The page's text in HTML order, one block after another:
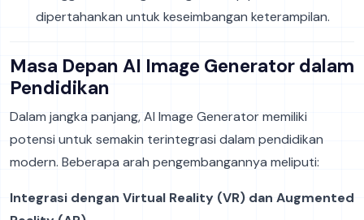
dipertahankan untuk keseimbangan keterampilan.
Masa Depan AI Image Generator dalam
Pendidikan
Dalam jangka panjang, AI Image Generator memiliki
potensi untuk semakin terintegrasi dalam pendidikan
modern. Beberapa arah pengembangannya meliputi:
Integrasi dengan Virtual Reality (VR) dan Augmented